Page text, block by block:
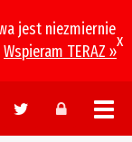
jest niezmiernie
Wspieram TERAZ »
x